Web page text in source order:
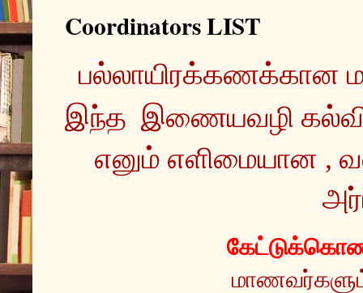
Coordinators LIST
இந்த  இணையவழி
எனும் எளிமையான ,